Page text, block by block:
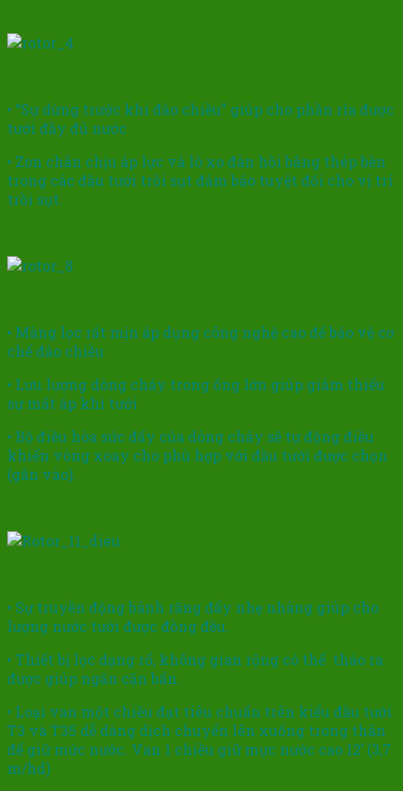
• “Sự dừng trước khi đảo chiều” giúp cho phần rìa được
tưới đầy đủ nước
• Zon chắn chịu áp lực và lò xo đàn hồi bằng thép bền
trong các đầu tưới trồi sụt đảm bảo tuyệt đối cho vị trí
trồi sụt.
• Màng lọc rất mịn áp dụng công nghệ cao để bảo vệ cơ
chế đảo chiều
• Lưu lượng dòng chảy trong ống lớn giúp giảm thiểu
sự mất áp khi tưới
• Bộ điều hòa sức đẩy của dòng chảy sẽ tự động điều
khiển vòng xoay cho phù hợp với đầu tưới được chọn
(gắn vào).
• Sự truyền động bánh răng đẩy nhẹ nhàng giúp cho
lượng nước tưới được đồng đều.
• Thiết bị lọc dạng rổ, không gian rộng có thể tháo ra
được giúp ngăn cặn bẩn.
• Loại van một chiều đạt tiêu chuẩn trên kiểu đầu tưới
T3 và T35 dễ dàng dịch chuyển lên xuống trong thân
để giữ mức nước. Van 1 chiều giữ mực nước cao 12’ (3,7
m/hd)